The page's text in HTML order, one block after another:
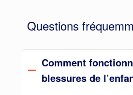
Questions
Comment
blessures de